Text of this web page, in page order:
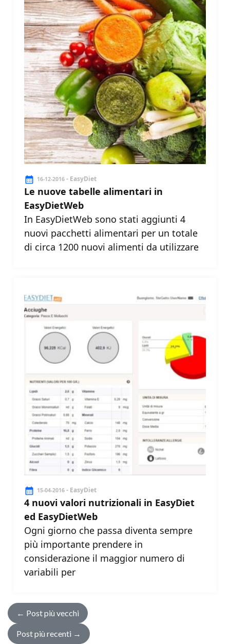
16-12-2016 - EasyDiet
Le nuove tabelle alimentari in
EasyDietWeb
In EasyDietWeb sono stati aggiunti 4
nuovi pacchetti alimentari per un totale
di circa 1200 nuovi alimenti da utilizzare
15-04-2016 - EasyDiet
4 nuovi valori nutrizionali in EasyDiet
ed EasyDietWeb
Ogni giorno che passa diventa sempre
più importante prendere in
considerazione il maggior numero di
variabili per
← Post più vecchi
Post più recenti →